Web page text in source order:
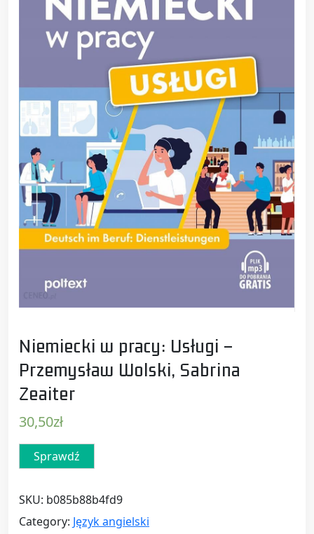
Niemiecki w pracy: Usługi –
Przemysław Wolski, Sabrina
Zeaiter
30,50zł
Sprawdź
SKU: b085b88b4fd9
Category: Język angielski